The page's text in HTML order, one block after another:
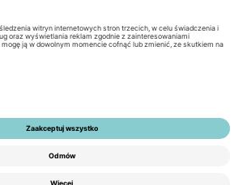
2026 by IBC SOLAR AG